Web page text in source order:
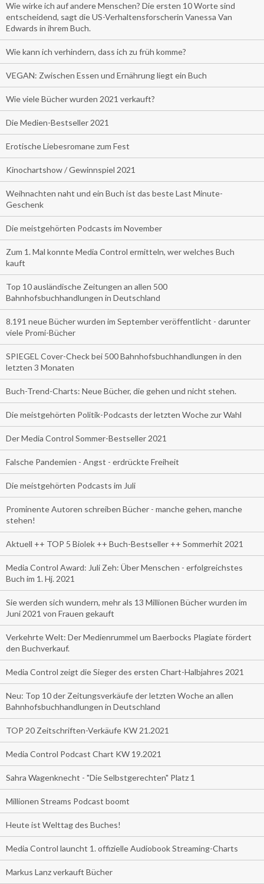
Wie wirke ich auf andere Menschen? Die ersten 10 Worte sind
entscheidend, sagt die US-Verhaltensforscherin Vanessa Van
Edwards in ihrem Buch.
Wie kann ich verhindern, dass ich zu früh komme?
VEGAN: Zwischen Essen und Ernährung liegt ein Buch
Wie viele Bücher wurden 2021 verkauft?
Die Medien-Bestseller 2021
Erotische Liebesromane zum Fest
Kinochartshow / Gewinnspiel 2021
Weihnachten naht und ein Buch ist das beste Last Minute-
Geschenk
Die meistgehörten Podcasts im November
Zum 1. Mal konnte Media Control ermitteln, wer welches Buch
kauft
Top 10 ausländische Zeitungen an allen 500
Bahnhofsbuchhandlungen in Deutschland
8.191 neue Bücher wurden im September veröffentlicht - darunter
viele Promi-Bücher
SPIEGEL Cover-Check bei 500 Bahnhofsbuchhandlungen in den
letzten 3 Monaten
Buch-Trend-Charts: Neue Bücher, die gehen und nicht stehen.
Die meistgehörten Politik-Podcasts der letzten Woche zur Wahl
Der Media Control Sommer-Bestseller 2021
Falsche Pandemien - Angst - erdrückte Freiheit
Die meistgehörten Podcasts im Juli
Prominente Autoren schreiben Bücher - manche gehen, manche
stehen!
Aktuell ++ TOP 5 Biolek ++ Buch-Bestseller ++ Sommerhit 2021
Media Control Award: Juli Zeh: Über Menschen - erfolgreichstes
Buch im 1. Hj. 2021
Sie werden sich wundern, mehr als 13 Millionen Bücher wurden im
Juni 2021 von Frauen gekauft
Verkehrte Welt: Der Medienrummel um Baerbocks Plagiate fördert
den Buchverkauf.
Media Control zeigt die Sieger des ersten Chart-Halbjahres 2021
Neu: Top 10 der Zeitungsverkäufe der letzten Woche an allen
Bahnhofsbuchhandlungen in Deutschland
TOP 20 Zeitschriften-Verkäufe KW 21.2021
Media Control Podcast Chart KW 19.2021
Sahra Wagenknecht - "Die Selbstgerechten" Platz 1
Millionen Streams Podcast boomt
Heute ist Welttag des Buches!
Media Control launcht 1. offizielle Audiobook Streaming-Charts
Markus Lanz verkauft Bücher